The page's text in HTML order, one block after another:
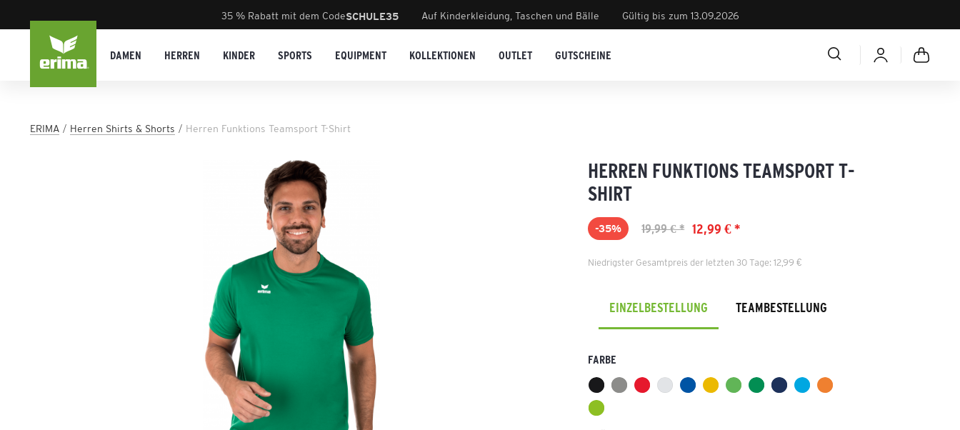
35 % Rabatt mit dem CodeSCHULE35 Auf Kinderkleidung, Taschen und Bälle Gültig bis zum 13.09.2026
DAMEN HERREN KINDER SPORTS EQUIPMENT KOLLEKTIONEN OUTLET GUTSCHEINE
ERIMA Herren Shirts & Shorts Herren Funktions Teamsport T-Shirt
HERREN FUNKTIONS TEAMSPORT T-
SHIRT
12,99 € *
19,99 € *
-35%
Niedrigster Gesamtpreis der letzten 30 Tage: 12,99 €
EINZELBESTELLUNG TEAMBESTELLUNG
FARBE